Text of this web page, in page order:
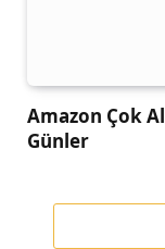
Amazon Çok
Günler